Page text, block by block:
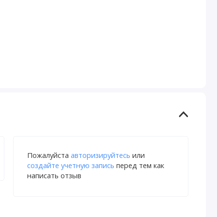
Пожалуйста авторизируйтесь или
создайте учетную запись перед тем как
написать отзыв